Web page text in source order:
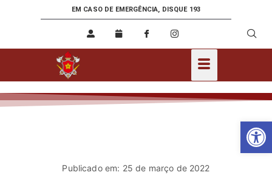
EM CASO DE EMERGÊNCIA, DISQUE 193
Publicado em: 25 de março de 2022